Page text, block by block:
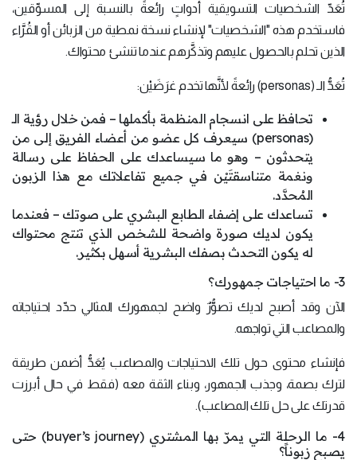
تُعَدّ الشخصيات التسويقية أدواتٍ رائعةً بالنسبة إلى المسوِّقين،
فاستخدم هذه "الشخصيات" لإنشاء نسخة نمطية من الزبائن أو القُرَّاء
الذين تحلم بالحصول عليهم وتذكَّرهم عندما تنشئ محتواك.
تُعَدُّ الـ (personas) رائعةً لأنَّها تخدم غرَضَيْن:
تحافظ على انسجام المنظمة بأكملها – فمن خلال رؤية الـ
(personas) سيعرف كل عضو من أعضاء الفريق إلى من
يتحدثون – وهو ما سيساعدك على الحفاظ على رسالة
ونغمة متناسقتَيْن في جميع تفاعلاتك مع هذا الزبون
المُحدَّد.
تساعدك على إضفاء الطابع البشري على صوتك – فعندما
يكون لديك صورة واضحة للشخص الذي تنتج محتواك
له يكون التحدث بصفك البشرية أسهل بكثير.
3- ما احتياجات جمهورك؟
الآن وقد أصبح لديك تصوُّرٌ واضح لجمهورك المثالي حدّد احتياجاته
والمصاعب التي تواجهه.
فإنشاء محتوى حول تلك الاحتياجات والمصاعب يُعَدُّ أضمن طريقة
لترك بصمة، وجذب الجمهور، وبناء الثقة معه (فقط في حال أبرزت
قدرتك على حل تلك المصاعب).
4- ما الرحلة التي يمرّ بها المشتري (buyer’s journey) حتى
يصبح زبوناً؟